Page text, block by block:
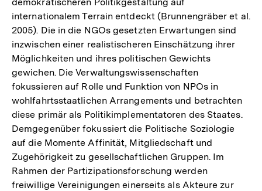
internationalem Terrain entdeckt (Brunnengräber et al.
2005). Die in die NGOs gesetzten Erwartungen sind
inzwischen einer realistischeren Einschätzung ihrer
Möglichkeiten und ihres politischen Gewichts
gewichen. Die Verwaltungswissenschaften
fokussieren auf Rolle und Funktion von NPOs in
wohlfahrtsstaatlichen Arrangements und betrachten
diese primär als Politikimplementatoren des Staates.
Demgegenüber fokussiert die Politische Soziologie
auf die Momente Affinität, Mitgliedschaft und
Zugehörigkeit zu gesellschaftlichen Gruppen. Im
Rahmen der Partizipationsforschung werden
freiwillige Vereinigungen einerseits als Akteure zur